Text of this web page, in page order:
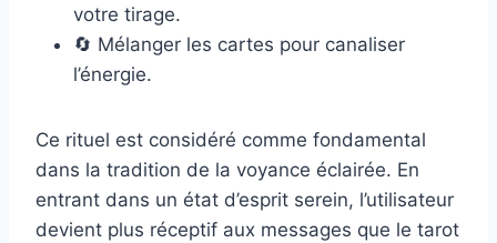
votre tirage.
🔄 Mélanger les cartes pour canaliser
l’énergie.
Ce rituel est considéré comme fondamental
dans la tradition de la voyance éclairée. En
entrant dans un état d’esprit serein, l’utilisateur
devient plus réceptif aux messages que le tarot